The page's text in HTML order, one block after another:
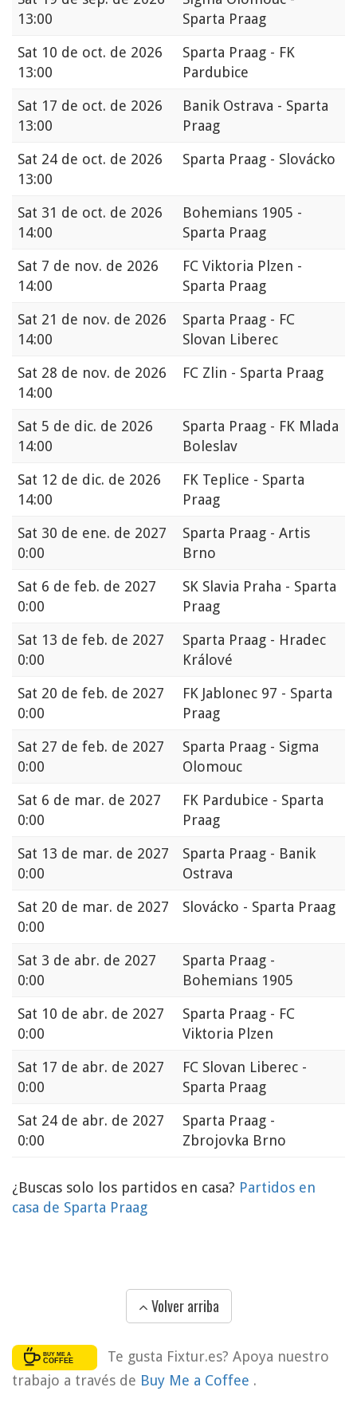
13:00
Sparta Praag
Sat 10 de oct. de 2026
13:00
Sparta Praag - FK
Pardubice
Sat 17 de oct. de 2026
13:00
Banik Ostrava - Sparta
Praag
Sat 24 de oct. de 2026
13:00
Sparta Praag - Slovácko
Sat 31 de oct. de 2026
14:00
Bohemians 1905 -
Sparta Praag
Sat 7 de nov. de 2026
14:00
FC Viktoria Plzen -
Sparta Praag
Sat 21 de nov. de 2026
14:00
Sparta Praag - FC
Slovan Liberec
Sat 28 de nov. de 2026
14:00
FC Zlin - Sparta Praag
Sat 5 de dic. de 2026
14:00
Sparta Praag - FK Mlada
Boleslav
Sat 12 de dic. de 2026
14:00
FK Teplice - Sparta
Praag
Sat 30 de ene. de 2027
0:00
Sparta Praag - Artis
Brno
Sat 6 de feb. de 2027
0:00
SK Slavia Praha - Sparta
Praag
Sat 13 de feb. de 2027
0:00
Sparta Praag - Hradec
Králové
Sat 20 de feb. de 2027
0:00
FK Jablonec 97 - Sparta
Praag
Sat 27 de feb. de 2027
0:00
Sparta Praag - Sigma
Olomouc
Sat 6 de mar. de 2027
0:00
FK Pardubice - Sparta
Praag
Sat 13 de mar. de 2027
0:00
Sparta Praag - Banik
Ostrava
Sat 20 de mar. de 2027
0:00
Slovácko - Sparta Praag
Sat 3 de abr. de 2027
0:00
Sparta Praag -
Bohemians 1905
Sat 10 de abr. de 2027
0:00
Sparta Praag - FC
Viktoria Plzen
Sat 17 de abr. de 2027
0:00
FC Slovan Liberec -
Sparta Praag
Sat 24 de abr. de 2027
0:00
Sparta Praag -
Zbrojovka Brno
¿Buscas solo los partidos en casa? Partidos en
casa de Sparta Praag
Volver arriba
Te gusta Fixtur.es? Apoya nuestro
trabajo a través de Buy Me a Coffee .